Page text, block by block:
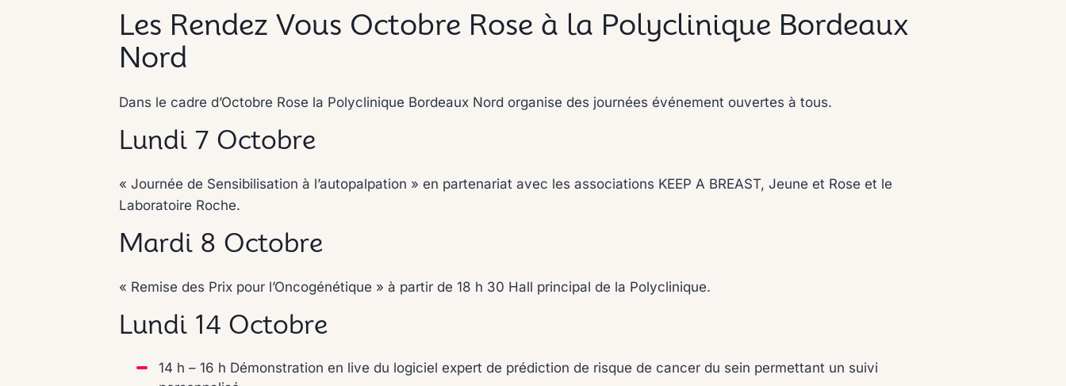
Les Rendez Vous Octobre Rose à la Polyclinique Bordeaux
Nord
Dans le cadre d’Octobre Rose la Polyclinique Bordeaux Nord organise des journées événement ouvertes à tous.
Lundi 7 Octobre
« Journée de Sensibilisation à l’autopalpation » en partenariat avec les associations KEEP A BREAST, Jeune et Rose et le
Laboratoire Roche.
Mardi 8 Octobre
« Remise des Prix pour l’Oncogénétique » à partir de 18 h 30 Hall principal de la Polyclinique.
Lundi 14 Octobre
14 h – 16 h Démonstration en live du logiciel expert de prédiction de risque de cancer du sein permettant un suivi